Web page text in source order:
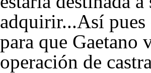
adquirir...Así pues
para que Gaetano
operación de